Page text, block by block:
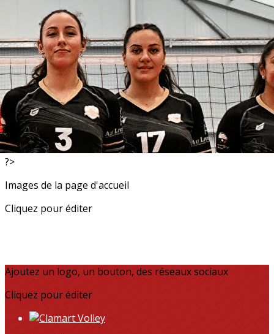
Exporter les lignes sélectionnées
Exporter toutes les colonnes
Exporter uniquement les colonnes affichées
Menu
<
Resultats
Actualités
?>
Images de la page d'accueil
Cliquez pour éditer
Ajoutez un logo, un bouton, des réseaux sociaux
Cliquez pour éditer